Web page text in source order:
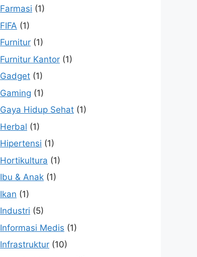
Farmasi (1)
FIFA (1)
Furnitur (1)
Furnitur Kantor (1)
Gadget (1)
Gaming (1)
Gaya Hidup Sehat (1)
Herbal (1)
Hipertensi (1)
Hortikultura (1)
Ibu & Anak (1)
Ikan (1)
Industri (5)
Informasi Medis (1)
Infrastruktur (10)